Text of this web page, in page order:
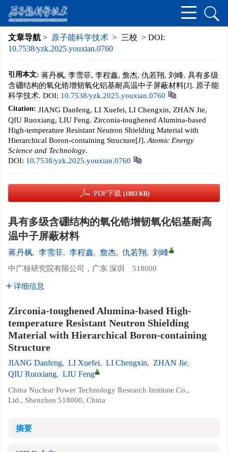
文章导航 > 原子能科学技术 > 三校 > DOI:
10.7538/yzk.2025.youxian.0760
引用本文: 蒋丹枫, 李雪菲, 李程鑫, 詹杰, 仇若翔, 刘峰. 具有多级
含硼结构的氧化锆增韧氧化铝基耐高温中子屏蔽材料[J]. 原子能
科学技术. DOI: 10.7538/yzk.2025.youxian.0760
Citation: JIANG Danfeng, LI Xuefei, LI Chengxin, ZHAN Jie,
QIU Ruoxiang, LIU Feng. Zirconia-toughened Alumina-based
High-temperature Resistant Neutron Shielding Material with
Hierarchical Boron-containing Structure[J]. Atomic Energy
Science and Technology.
DOI: 10.7538/yzk.2025.youxian.0760
PDF下载 (1883 KB)
具有多级含硼结构的氧化锆增韧氧化铝基耐高
温中子屏蔽材料
蒋丹枫, 李雪菲, 李程鑫, 詹杰, 仇若翔, 刘峰
中广核研究院有限公司，广东 深圳 518000
详细信息
Zirconia-toughened Alumina-based High-
temperature Resistant Neutron Shielding
Material with Hierarchical Boron-containing
Structure
JIANG Danfeng, LI Xuefei, LI Chengxin, ZHAN Jie,
QIU Ruoxiang, LIU Feng
China Nuclear Power Technology Research Institute Co.,
Ltd., Shenzhen 518000, China
摘要